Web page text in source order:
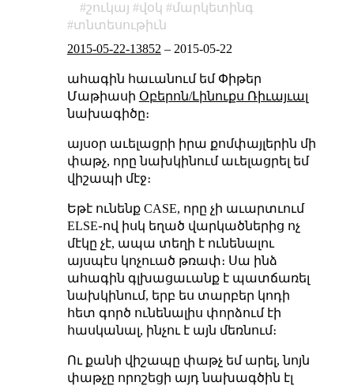
շուկայ վօկ
մարկետինգ
տնտեսութիւն
2015-05-22-13852 – 2015-05-22
ահագին հաւանում եմ Փիթեր
Մաթիասի Օբերոն/Լինուքս Ռիւայւալ
նախագիծը։
այսօր աւելացրի իրա քոմփայլերին մի
փաթչ, որը նախկինում աւելացրել եմ
վիշապի մէջ։
Եթէ ունենք CASE, որը չի աւարտւում
ELSE֊ով իսկ եղած վարկածներից ոչ
մէկը չէ, ապա տեղի է ունենալու
այսպէս կոչուած թռափ։ Սա ինձ
ահագին գլխացաւանք է պատճառել
նախկինում, երբ ես տարբեր կոդի
հետ գործ ունենալիս փորձում էի
հասկանալ, ինչու է այն մեռնում։
Ու քանի վիշապը փաթչ եմ արել, նոյն
փաթչը որոշեցի այդ նախագծին էլ